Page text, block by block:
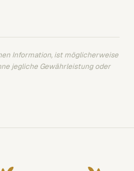
Information, ist möglicherweise
jegliche Gewährleistung oder